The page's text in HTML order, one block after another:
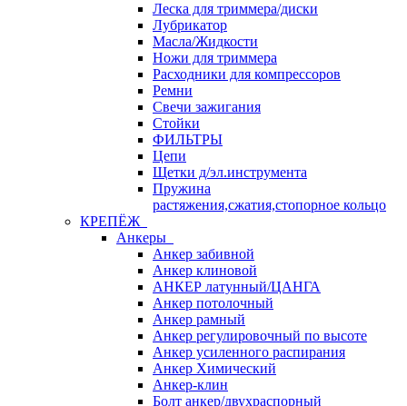
Леска для триммера/диски
Лубрикатор
Масла/Жидкости
Ножи для триммера
Расходники для компрессоров
Ремни
Свечи зажигания
Стойки
ФИЛЬТРЫ
Цепи
Щетки д/эл.инструмента
Пружина
растяжения,сжатия,стопорное кольцо
КРЕПЁЖ
Анкеры
Анкер забивной
Анкер клиновой
АНКЕР латунный/ЦАНГА
Анкер потолочный
Анкер рамный
Анкер регулировочный по высоте
Анкер усиленного распирания
Анкер Химический
Анкер-клин
Болт анкер/двухраспорный